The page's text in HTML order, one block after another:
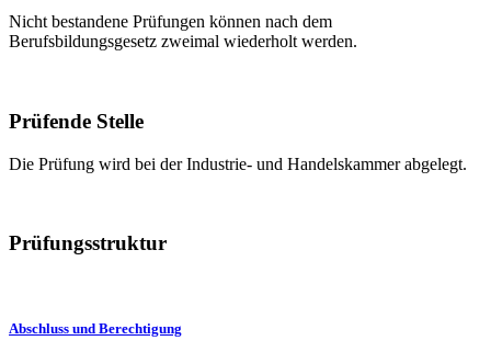
Nicht bestandene Prüfungen können nach dem
Berufsbildungsgesetz zweimal wiederholt werden.
Prüfende Stelle
Die Prüfung wird bei der Industrie- und Handelskammer abgelegt.
Prüfungsstruktur
Abschluss und Berechtigung